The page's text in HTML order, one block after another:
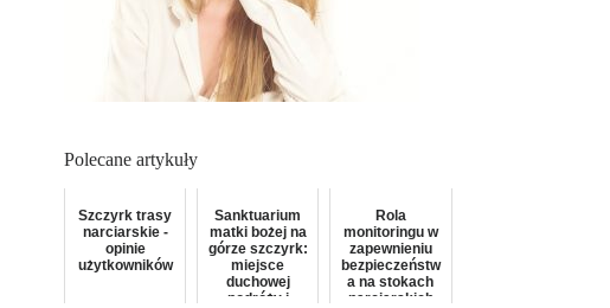
Polecane artykuły
Szczyrk trasy
narciarskie -
opinie
użytkowników
Sanktuarium
matki bożej na
górze szczyrk:
miejsce
duchowej
podróży i
Rola
monitoringu w
zapewnieniu
bezpieczeństw
a na stokach
narciarskich